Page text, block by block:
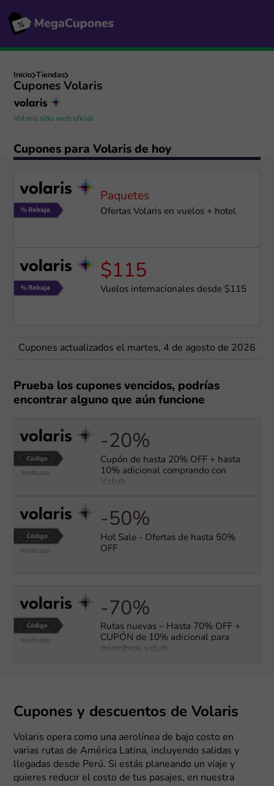
Inicio Tiendas
Cupones Volaris
Volaris sitio web oficial
Cupones para Volaris de hoy
Paquetes
Ofertas Volaris en vuelos + hotel
$115
Vuelos internacionales desde $115
Cupones actualizados el martes, 4 de agosto de 2026
Prueba los cupones vencidos, podrías
encontrar alguno que aún funcione
-20%
Cupón de hasta 20% OFF + hasta
10% adicional comprando con
V.club
-50%
Hot Sale - Ofertas de hasta 50%
OFF
-70%
Rutas nuevas – Hasta 70% OFF +
CUPÓN de 10% adicional para
miembros v.club
Cupones y descuentos de Volaris
Volaris opera como una aerolínea de bajo costo en
varias rutas de América Latina, incluyendo salidas y
llegadas desde Perú. Si estás planeando un viaje y
quieres reducir el costo de tus pasajes, en nuestra